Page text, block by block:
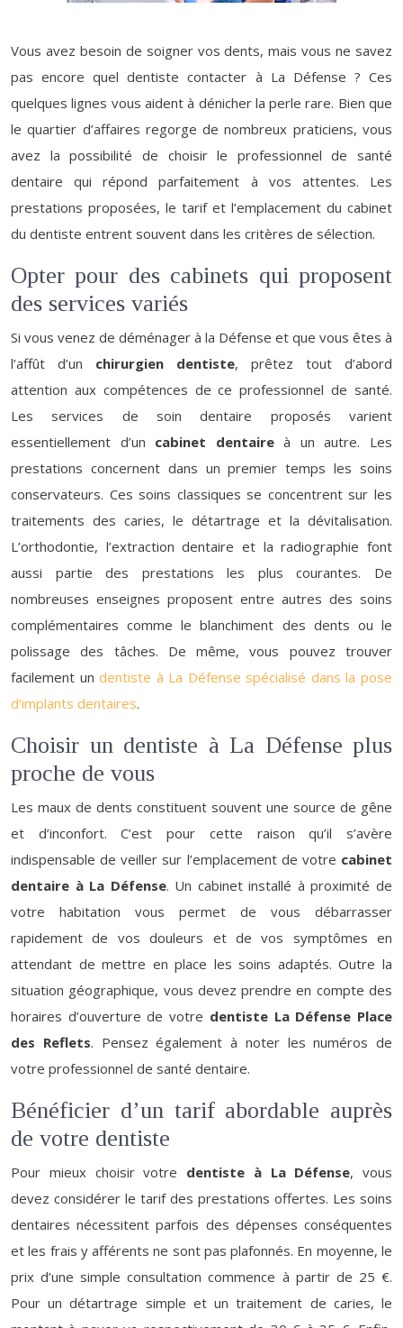
Vous avez besoin de soigner vos dents, mais vous ne savez
pas encore quel dentiste contacter à La Défense ? Ces
quelques lignes vous aident à dénicher la perle rare. Bien que
le quartier d’affaires regorge de nombreux praticiens, vous
avez la possibilité de choisir le professionnel de santé
dentaire qui répond parfaitement à vos attentes. Les
prestations proposées, le tarif et l’emplacement du cabinet
du dentiste entrent souvent dans les critères de sélection.
Opter pour des cabinets qui proposent
des services variés
Si vous venez de déménager à la Défense et que vous êtes à
l’affût d’un chirurgien dentiste, prêtez tout d’abord
attention aux compétences de ce professionnel de santé.
Les services de soin dentaire proposés varient
essentiellement d’un cabinet dentaireà un autre. Les
prestations concernent dans un premier temps les soins
conservateurs. Ces soins classiques se concentrent sur les
traitements des caries, le détartrage et la dévitalisation.
L’orthodontie, l’extraction dentaire et la radiographie font
aussi partie des prestations les plus courantes. De
nombreuses enseignes proposent entre autres des soins
complémentaires comme le blanchiment des dents ou le
polissage des tâches. De même, vous pouvez trouver
facilement undentiste à La Défense spécialisé dans la pose
d’implants dentaires.
Choisir un dentiste à La Défense plus
proche de vous
Les maux de dents constituent souvent une source de gêne
et d’inconfort. C’est pour cette raison qu’il s’avère
indispensable de veiller sur l’emplacement de votre cabinet
dentaire à La Défense. Un cabinet installé à proximité de
votre habitation vous permet de vous débarrasser
rapidement de vos douleurs et de vos symptômes en
attendant de mettre en place les soins adaptés. Outre la
situation géographique, vous devez prendre en compte des
horaires d’ouverture de votre dentiste La Défense Place
des Reflets. Pensez également à noter les numéros de
votre professionnel de santé dentaire.
Bénéficier d’un tarif abordable auprès
de votre dentiste
Pour mieux choisir votre dentiste à La Défense, vous
devez considérer le tarif des prestations offertes. Les soins
dentaires nécessitent parfois des dépenses conséquentes
et les frais y afférents ne sont pas plafonnés. En moyenne, le
prix d’une simple consultation commence à partir de 25 €.
Pour un détartrage simple et un traitement de caries, le